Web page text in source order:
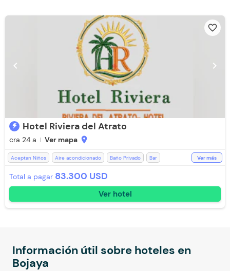
favorite_border
chevron_left chevron_right
Hotel Riviera del Atrato
cra 24 a Ver mapa location_on
Aceptan Niños Aire acondicionado Baño Privado
Bar
Silla Escritorio
Televisión con Netflix
Toallas de cuerpo Ventilador WiFi
Ver más
Total a pagar 83.300 USD
Ver hotel
Información útil sobre hoteles en
Bojaya